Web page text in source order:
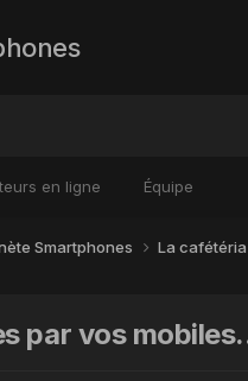
en ligne Équipe
Smartphones La
par vos